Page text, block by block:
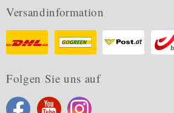
Versandinformation
Folgen Sie uns auf